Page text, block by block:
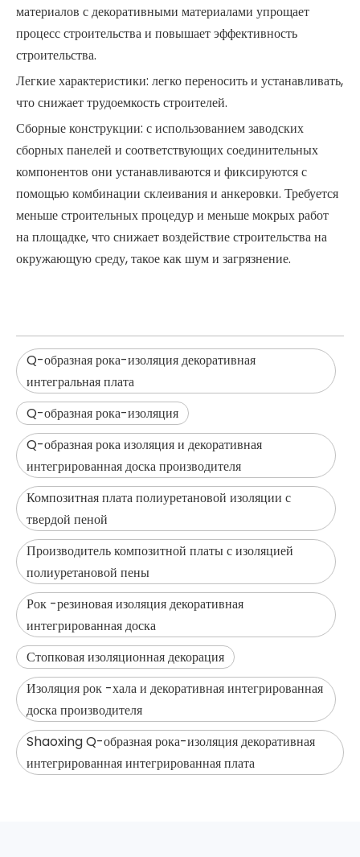
материалов с декоративными материалами упрощает
процесс строительства и повышает эффективность
строительства.
Легкие характеристики: легко переносить и устанавливать,
что снижает трудоемкость строителей.
Сборные конструкции: с использованием заводских
сборных панелей и соответствующих соединительных
компонентов они устанавливаются и фиксируются с
помощью комбинации склеивания и анкеровки. Требуется
меньше строительных процедур и меньше мокрых работ
на площадке, что снижает воздействие строительства на
окружающую среду, такое как шум и загрязнение.
Q-образная рока-изоляция декоративная
интегральная плата
Q-образная рока-изоляция
Q-образная рока изоляция и декоративная
интегрированная доска производителя
Композитная плата полиуретановой изоляции с
твердой пеной
Производитель композитной платы с изоляцией
полиуретановой пены
Рок -резиновая изоляция декоративная
интегрированная доска
Стопковая изоляционная декорация
Изоляция рок -хала и декоративная интегрированная
доска производителя
Shaoxing Q-образная рока-изоляция декоративная
интегрированная интегрированная плата